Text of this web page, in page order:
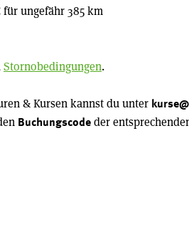
für ungefähr 385 km
Stornobedingungen.
& Kursen kannst du unter
Buchungscode der